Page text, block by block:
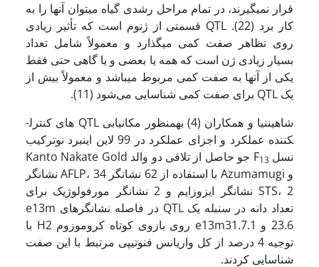
قرار نمی­گیرند، در تمام مراحل رشدی گیاه می­توان آنها را به
کار برد (22). QTL قسمتی از ژنوم است که تأثیر زیادی
روی تظاهر صفت کمی می­گذارد و معمولاً شامل تعداد
بسیار زیادی ژن است که همه یا بعضی و یا گاهی حتی فقط
یکی از آنها به صفت کمی مربوط می­باشد و معمولاً بیش از
یک QTL برای صفت کمی شناسایی می‌شود (11).
شاهین­نیا و همکاران (4) به­منظور مکان­یابی QTL های کنترل­
کننده عملکرد و اجزای عملکرد در 99 لاین اینبرد نوترکیب
نسل F 13
جو حاصل از تلاقی دو والد Kanto Nakate Gold
و Azumamugi با استفاده از 62 نشانگر AFLP، 34 نشانگر
STS، 2 نشانگر ایزوزایم و 2 نشانگر مورفولوژیک برای
تعداد دانه در سنبله یک QTL در فاصله نشانگرهای e13m
23.6 و e13m31.7.1 روی بازوی کوتاه کروموزوم H2 با
توجیه 4 درصد از کل واریانس فنوتیپی مرتبط با این صفت
شناسایی کردند.